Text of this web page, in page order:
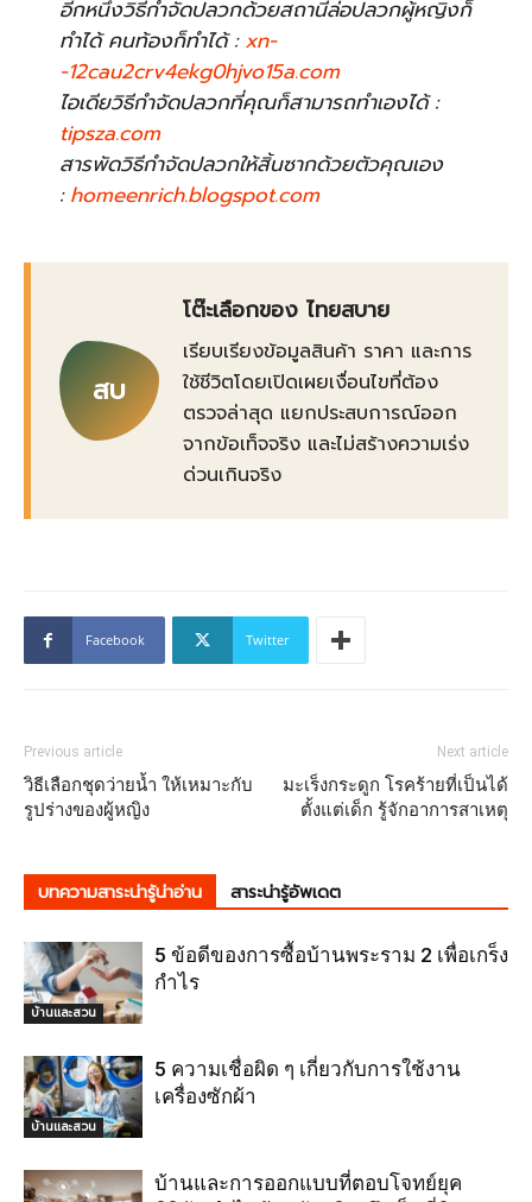
อีกหนึ่งวิธีกำจัดปลวกด้วยสถานีล่อปลวกผู้หญิงก็
ทำได้ คนท้องก็ทำได้ :xn-
-12cau2crv4ekg0hjvo15a.com
ไอเดียวิธีกำจัดปลวกที่คุณก็สามารถทำเองได้ :
tipsza.com
สารพัดวิธีกำจัดปลวกให้สิ้นซากด้วยตัวคุณเอง
:homeenrich.blogspot.com
สบ
โต๊ะเลือกของ ไทยสบาย
เรียบเรียงข้อมูลสินค้า ราคา และการ
ใช้ชีวิตโดยเปิดเผยเงื่อนไขที่ต้อง
ตรวจล่าสุด แยกประสบการณ์ออก
จากข้อเท็จจริง และไม่สร้างความเร่ง
ด่วนเกินจริง
Facebook Twitter
Previous article
วิธีเลือกชุดว่ายน้ำ ให้เหมาะกับ
รูปร่างของผู้หญิง
Next article
มะเร็งกระดูก โรคร้ายที่เป็นได้
ตั้งแต่เด็ก รู้จักอาการสาเหตุ
บทความสาระน่ารู้น่าอ่าน สาระน่ารู้อัพเดต
บ้านและสวน
5 ข้อดีของการซื้อบ้านพระราม 2 เพื่อเกร็ง
กำไร
บ้านและสวน
5 ความเชื่อผิด ๆ เกี่ยวกับการใช้งาน
เครื่องซักผ้า
บ้านและการออกแบบที่ตอบโจทย์ยุค